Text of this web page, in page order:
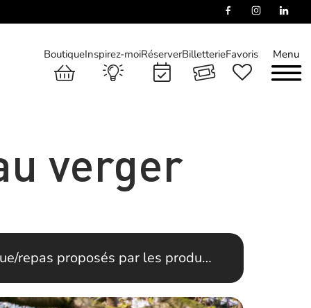
Menu
BoutiqueInspirez-moiRéserverBilletterieFavoris
verger
repas proposés par les produ…